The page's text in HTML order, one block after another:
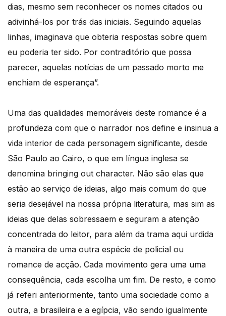
dias, mesmo sem reconhecer os nomes citados ou
adivinhá-los por trás das iniciais. Seguindo aquelas
linhas, imaginava que obteria respostas sobre quem
eu poderia ter sido. Por contraditório que possa
parecer, aquelas notícias de um passado morto me
enchiam de esperança”.
Uma das qualidades memoráveis deste romance é a
profundeza com que o narrador nos define e insinua a
vida interior de cada personagem significante, desde
São Paulo ao Cairo, o que em língua inglesa se
denomina bringing out character. Não são elas que
estão ao serviço de ideias, algo mais comum do que
seria desejável na nossa própria literatura, mas sim as
ideias que delas sobressaem e seguram a atenção
concentrada do leitor, para além da trama aqui urdida
à maneira de uma outra espécie de policial ou
romance de acção. Cada movimento gera uma uma
consequência, cada escolha um fim. De resto, e como
já referi anteriormente, tanto uma sociedade como a
outra, a brasileira e a egípcia, vão sendo igualmente